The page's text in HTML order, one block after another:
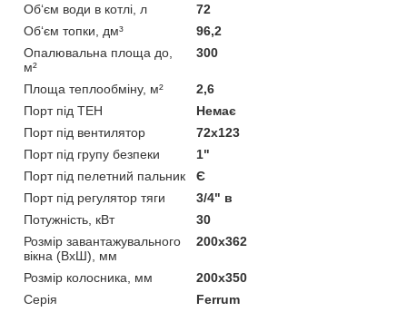
Об‘єм води в котлі, л
72
Об‘єм топки, дм³
96,2
Опалювальна площа до,
м²
300
Площа теплообміну, м²
2,6
Порт під ТЕН
Немає
Порт під вентилятор
72х123
Порт під групу безпеки
1"
Порт під пелетний пальник
Є
Порт під регулятор тяги
3/4" в
Потужність, кВт
30
Розмір завантажувального
вікна (ВхШ), мм
200х362
Розмір колосника, мм
200х350
Серія
Ferrum